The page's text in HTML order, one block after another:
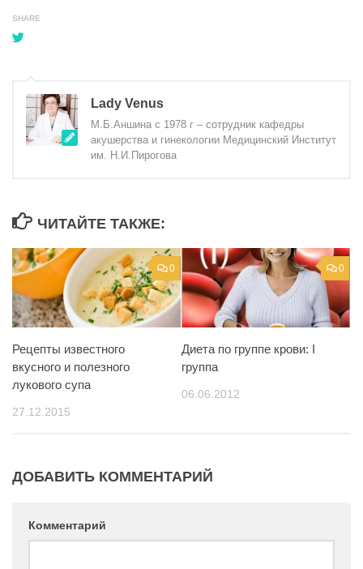
SHARE
Lady Venus
М.Б.Аншина с 1978 г – сотрудник кафедры
акушерства и гинекологии Медицинский Институт
им. Н.И.Пирогова
ЧИТАЙТЕ ТАКЖЕ:
0
Рецепты известного
вкусного и полезного
лукового супа
27.12.2015
0
Диета по группе крови: I
группа
06.06.2012
ДОБАВИТЬ КОММЕНТАРИЙ
Комментарий